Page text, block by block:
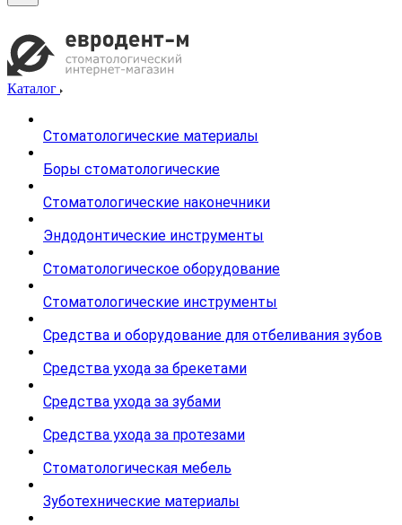
Каталог
Стоматологические материалы
Боры стоматологические
Стоматологические наконечники
Эндодонтические инструменты
Стоматологическое оборудование
Стоматологические инструменты
Средства и оборудование для отбеливания зубов
Средства ухода за брекетами
Средства ухода за зубами
Средства ухода за протезами
Стоматологическая мебель
Зуботехнические материалы